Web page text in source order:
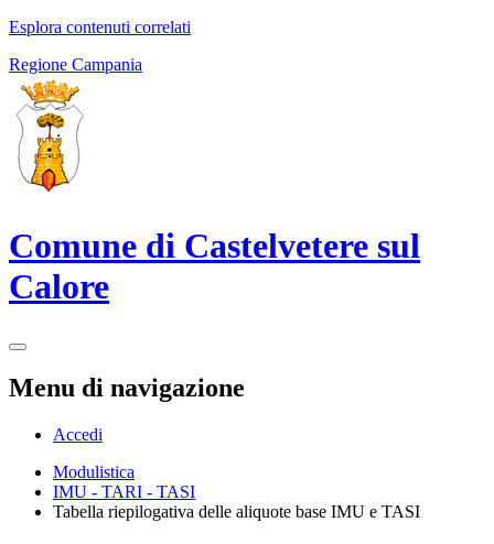
Esplora contenuti correlati
Regione Campania
Comune di Castelvetere sul
Calore
Menu di navigazione
Accedi
Modulistica
IMU - TARI - TASI
Tabella riepilogativa delle aliquote base IMU e TASI